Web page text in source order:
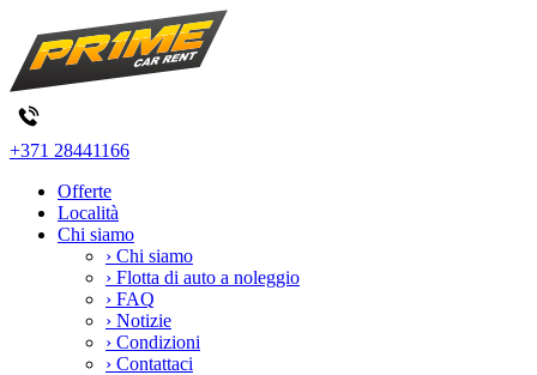
+371 28441166
Offerte
Località
Chi siamo
› Chi siamo
› Flotta di auto a noleggio
› FAQ
› Notizie
› Condizioni
› Contattaci